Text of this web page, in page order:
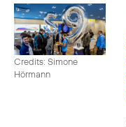
Credits: Simone
Hörmann